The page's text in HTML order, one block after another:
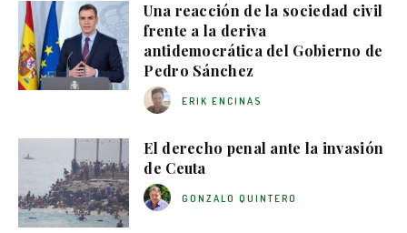
Una reacción de la sociedad civil
frente a la deriva
antidemocrática del Gobierno de
Pedro Sánchez
ERIK ENCINAS
El derecho penal ante la invasión
de Ceuta
GONZALO QUINTERO